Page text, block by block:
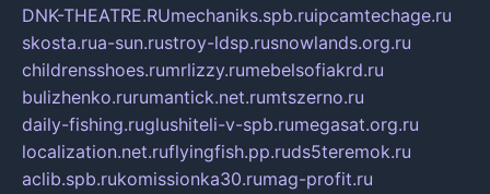
DNK-THEATRE.RUmechaniks.spb.ruipcamtechage.ru
skosta.rua-sun.rustroy-ldsp.rusnowlands.org.ru
childrensshoes.rumrlizzy.rumebelsofiakrd.ru
bulizhenko.rurumantick.net.rumtszerno.ru
daily-fishing.ruglushiteli-v-spb.rumegasat.org.ru
localization.net.ruflyingfish.pp.ruds5teremok.ru
aclib.spb.rukomissionka30.rumag-profit.ru